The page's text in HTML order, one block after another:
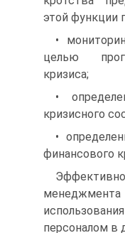
этой функции
•
целью
кризиса;
•
кризисного
•
финансового
персона­лом в